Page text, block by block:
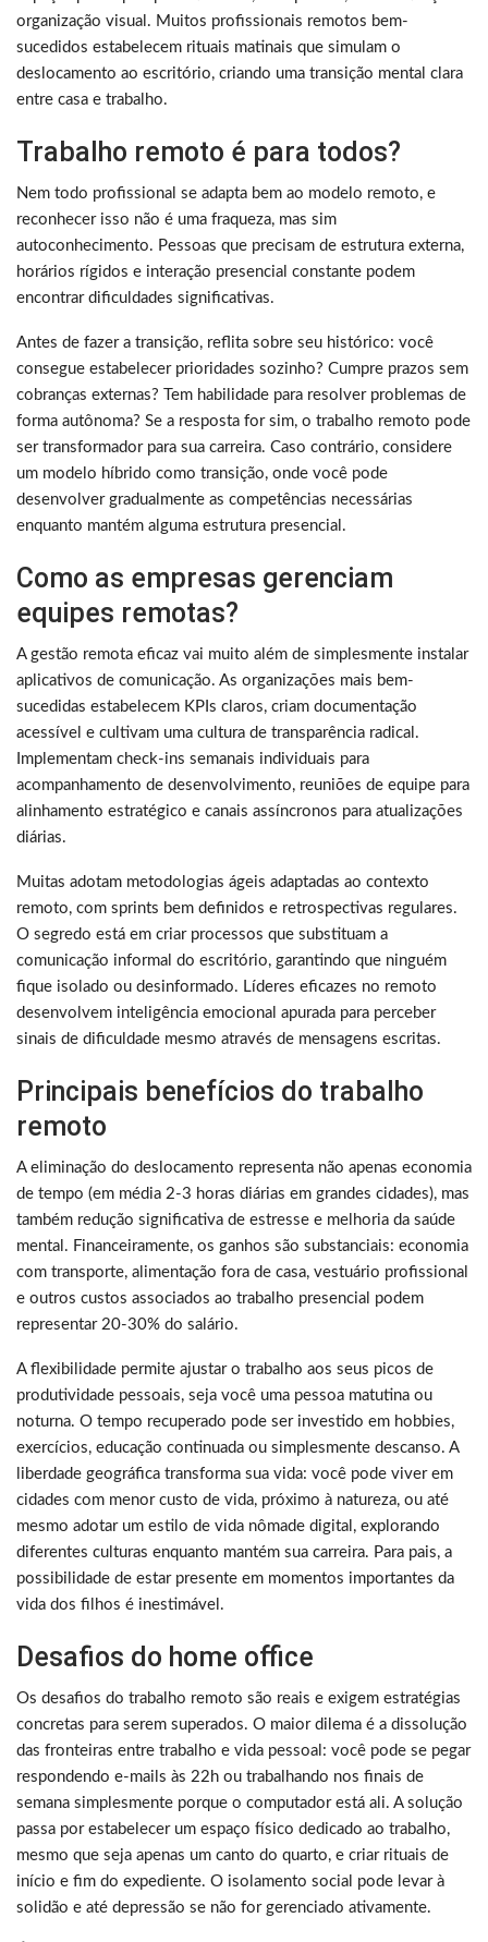
organização visual. Muitos profissionais remotos bem-
sucedidos estabelecem rituais matinais que simulam o
deslocamento ao escritório, criando uma transição mental clara
entre casa e trabalho.
Trabalho remoto é para todos?
Nem todo profissional se adapta bem ao modelo remoto, e
reconhecer isso não é uma fraqueza, mas sim
autoconhecimento. Pessoas que precisam de estrutura externa,
horários rígidos e interação presencial constante podem
encontrar dificuldades significativas.
Antes de fazer a transição, reflita sobre seu histórico: você
consegue estabelecer prioridades sozinho? Cumpre prazos sem
cobranças externas? Tem habilidade para resolver problemas de
forma autônoma? Se a resposta for sim, o trabalho remoto pode
ser transformador para sua carreira. Caso contrário, considere
um modelo híbrido como transição, onde você pode
desenvolver gradualmente as competências necessárias
enquanto mantém alguma estrutura presencial.
Como as empresas gerenciam
equipes remotas?
A gestão remota eficaz vai muito além de simplesmente instalar
aplicativos de comunicação. As organizações mais bem-
sucedidas estabelecem KPIs claros, criam documentação
acessível e cultivam uma cultura de transparência radical.
Implementam check-ins semanais individuais para
acompanhamento de desenvolvimento, reuniões de equipe para
alinhamento estratégico e canais assíncronos para atualizações
diárias.
Muitas adotam metodologias ágeis adaptadas ao contexto
remoto, com sprints bem definidos e retrospectivas regulares.
O segredo está em criar processos que substituam a
comunicação informal do escritório, garantindo que ninguém
fique isolado ou desinformado. Líderes eficazes no remoto
desenvolvem inteligência emocional apurada para perceber
sinais de dificuldade mesmo através de mensagens escritas.
Principais benefícios do trabalho
remoto
A eliminação do deslocamento representa não apenas economia
de tempo (em média 2-3 horas diárias em grandes cidades), mas
também redução significativa de estresse e melhoria da saúde
mental. Financeiramente, os ganhos são substanciais: economia
com transporte, alimentação fora de casa, vestuário profissional
e outros custos associados ao trabalho presencial podem
representar 20-30% do salário.
A flexibilidade permite ajustar o trabalho aos seus picos de
produtividade pessoais, seja você uma pessoa matutina ou
noturna. O tempo recuperado pode ser investido em hobbies,
exercícios, educação continuada ou simplesmente descanso. A
liberdade geográfica transforma sua vida: você pode viver em
cidades com menor custo de vida, próximo à natureza, ou até
mesmo adotar um estilo de vida nômade digital, explorando
diferentes culturas enquanto mantém sua carreira. Para pais, a
possibilidade de estar presente em momentos importantes da
vida dos filhos é inestimável.
Desafios do home office
Os desafios do trabalho remoto são reais e exigem estratégias
concretas para serem superados. O maior dilema é a dissolução
das fronteiras entre trabalho e vida pessoal: você pode se pegar
respondendo e-mails às 22h ou trabalhando nos finais de
semana simplesmente porque o computador está ali. A solução
passa por estabelecer um espaço físico dedicado ao trabalho,
mesmo que seja apenas um canto do quarto, e criar rituais de
início e fim do expediente. O isolamento social pode levar à
solidão e até depressão se não for gerenciado ativamente.